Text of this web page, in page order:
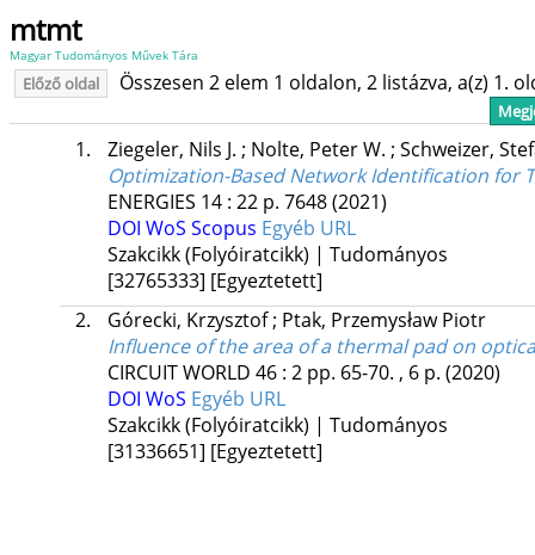
mtmt
Magyar Tudományos Művek Tára
Előző oldal Összesen 2 elem 1 oldalon, 2 listázva, a(z) 1.
1. Ziegeler, Nils J. ; Nolte, Peter W. ; Schweizer,
Optimization-Based Network Identification for
ENERGIES 14: 22 p. 7648(2021)
DOI WoS Scopus Egyéb URL
Szakcikk (Folyóiratcikk) | Tudományos
[32765333] [Egyeztetett]
2.
Górecki, Krzysztof; Ptak, Przemysław Piotr
Influence of the area of a thermal pad on
CIRCUIT WORLD 46: 2 pp. 65-70. , 6 p. (2020)
DOI WoS Egyéb URL
Szakcikk (Folyóiratcikk) | Tudományos
[31336651] [Egyeztetett]